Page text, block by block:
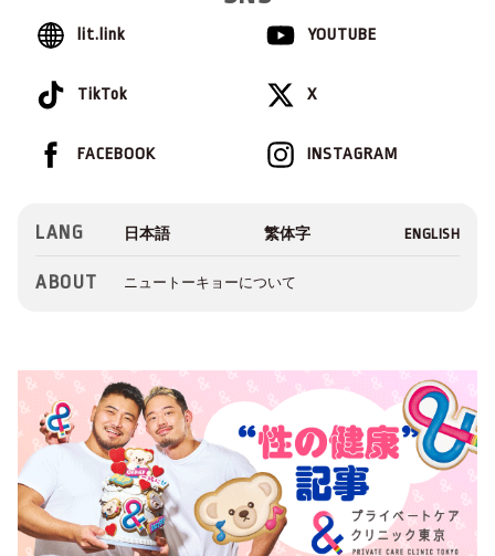
lit.link YOUTUBE
TikTok X
INSTAGRAM
FACEBOOK
LANG
ABOUT ニュートーキョーについて